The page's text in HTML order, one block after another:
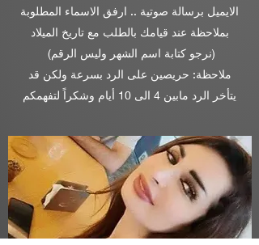
الايميل برسالة صوتية .. ارفق الاسماء المطلوبة
بملاحظة عند قيامك بالطلب مع تاريخ الميلاد
(نرجو كتابة اسم الشهر وليس الرقم)
ملاحظة: حريصين على الرد بسرعة ولكن قد
يتأخر الرد مابين 4 الى 10 أيام وشكراً لتفهمكم